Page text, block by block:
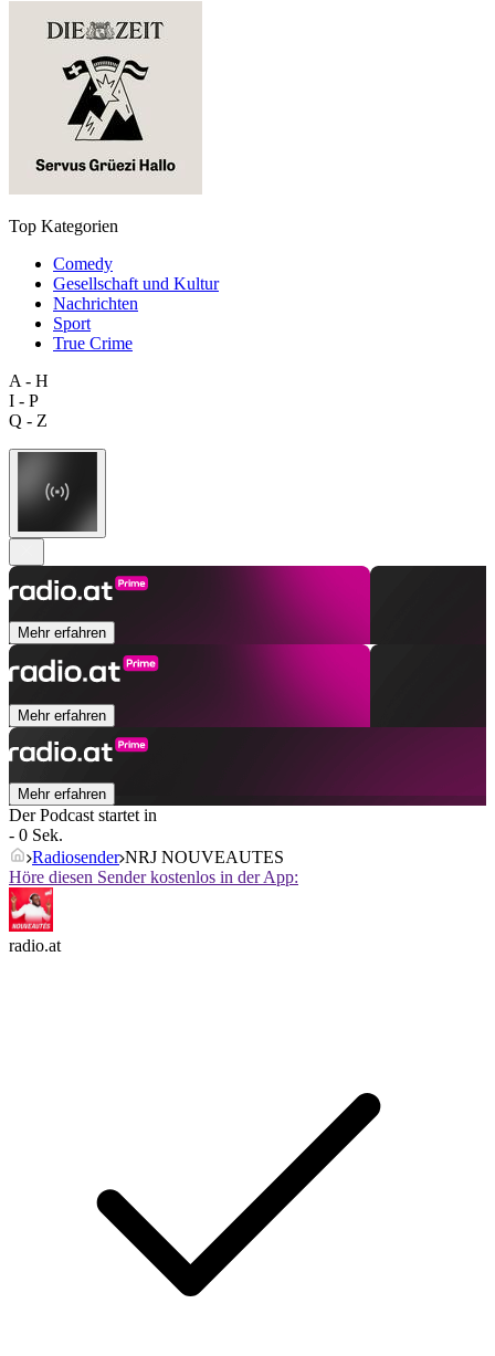
Top Kategorien
Comedy
Gesellschaft und Kultur
Nachrichten
Sport
True Crime
A - H
I - P
Q - Z
Mehr erfahren
Mehr erfahren
Mehr erfahren
Der Podcast startet in
- 0 Sek.
Radiosender NRJ NOUVEAUTES
Höre diesen Sender kostenlos in der App:
radio.at